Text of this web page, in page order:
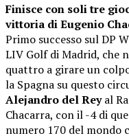
Finisce con soli tre
vittoria di Eugenio
Primo successo sul DP
LIV Golf di Madrid, che
quattro a girare un
la Spagna su questo
Alejandro del Reyal
Chacarra, con il -4 di
numero 170 del mondo